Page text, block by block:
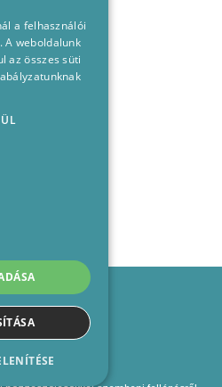
feltételek
Kapcsolat
a felhasználói
A weboldalunk
az összes süti